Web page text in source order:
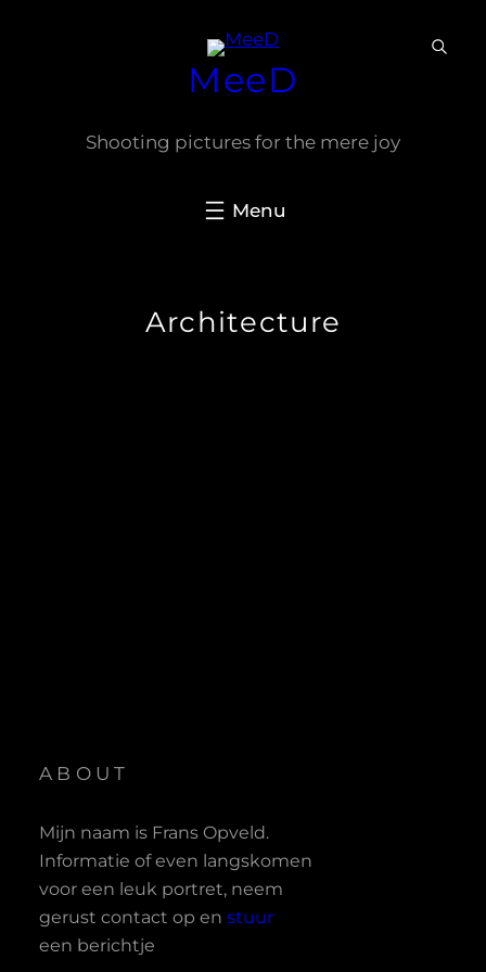
MeeD
Shooting pictures for the mere joy
Architecture
ABOUT
Mijn naam is Frans Opveld.
Informatie of even langskomen
voor een leuk portret, neem
gerust contact op en stuur
een berichtje